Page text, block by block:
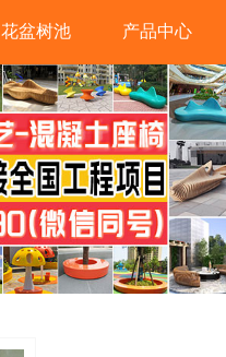
花盆树池 产品中心